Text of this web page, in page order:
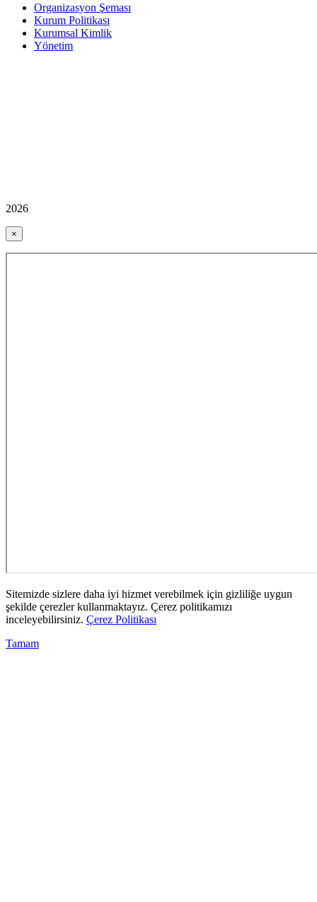
Organizasyon Şeması
Kurum Politikası
Kurumsal Kimlik
Yönetim
2026
×
Sitemizde sizlere daha iyi hizmet verebilmek için gizliliğe uygun
şekilde çerezler kullanmaktayız. Çerez politikamızı
inceleyebilirsiniz. Çerez Politikası
Tamam